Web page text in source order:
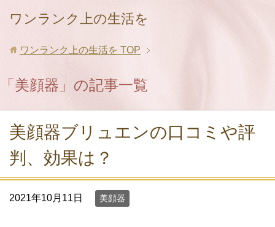
ワンランク上の生活を
ワンランク上の生活を TOP
「美顔器」の記事一覧
美顔器ブリュエンの口コミや評
判、効果は？
2021年10月11日 美顔器